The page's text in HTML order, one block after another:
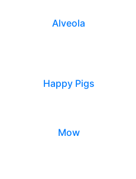
Alveola
Happy Pigs
Mow